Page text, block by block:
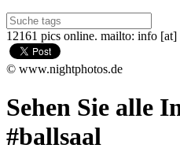
12161 pics online. mailto: info
© www.nightphotos.de
Sehen Sie alle
#ballsaal